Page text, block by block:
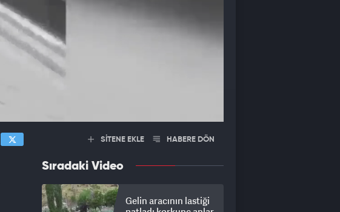
SİTENE EKLE HABERE DÖN
Sıradaki Video
Gelin aracının lastiği